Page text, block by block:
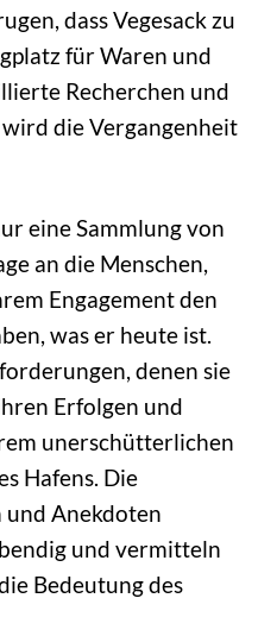
dass Vegesack zu
für Waren und
Recherchen und
die Vergangenheit
eine Sammlung von
an die Menschen,
Engagement den
was er heute ist.
denen sie
Erfolgen und
unerschütterlichen
Hafens. Die
und Anekdoten
und vermitteln
Bedeutung des